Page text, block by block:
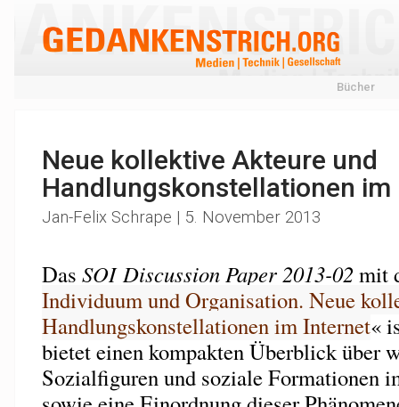
Bücher
Neue kollektive Akteure und
Handlungskonstellationen im
Jan-Felix Schrape | 5. November 2013
Das SOI Discussion Paper 2013-02 mit
Individuum und Organisation. Neue
Handlungskonstellationen im Internet«
bietet einen kompakten Überblick über
Sozialfiguren und soziale Formationen